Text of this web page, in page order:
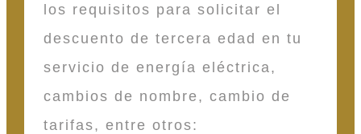
los requisitos para solicitar el
descuento de tercera edad en tu
servicio de energía eléctrica,
cambios de nombre, cambio de
tarifas, entre otros: